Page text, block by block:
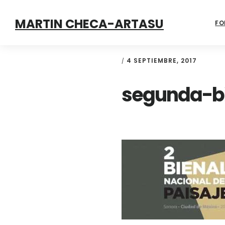
MARTIN CHECA-ARTASU
/ 4 SEPTIEMBRE, 2017
segunda-